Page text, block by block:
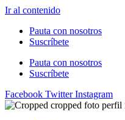
Ir al contenido
Pauta con nosotros
Suscríbete
Pauta con nosotros
Suscríbete
Facebook Twitter Instagram